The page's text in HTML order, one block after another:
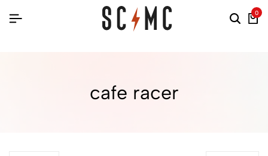
0
cafe racer